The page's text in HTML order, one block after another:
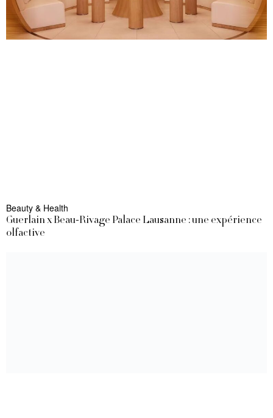
Beauty & Health
Guerlain x Beau-Rivage Palace Lausanne : une expérience
olfactive